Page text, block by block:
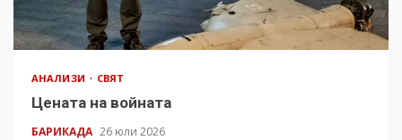
АНАЛИЗИ СВЯТ
Цената на войната
БАРИКАДА 26 юли 2026